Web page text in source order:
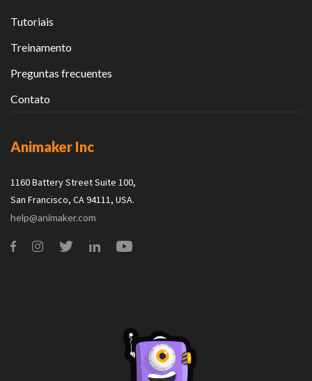
Tutoriais
Treinamento
Preguntas frecuentes
Contato
Animaker Inc
1160 Battery Street Suite 100,
San Francisco, CA 94111, USA.
help@animaker.com